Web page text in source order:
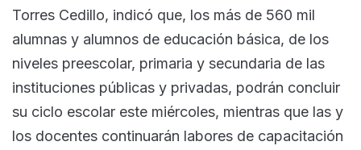
Torres Cedillo, indicó que, los más de 560 mil
alumnas y alumnos de educación básica, de los
niveles preescolar, primaria y secundaria de las
instituciones públicas y privadas, podrán concluir
su ciclo escolar este miércoles, mientras que las y
los docentes continuarán labores de capacitación